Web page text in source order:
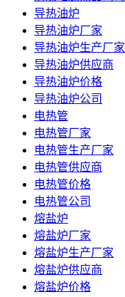
导热油炉
导热油炉厂家
导热油炉生产厂家
导热油炉供应商
导热油炉价格
导热油炉公司
电热管
电热管厂家
电热管生产厂家
电热管供应商
电热管价格
电热管公司
熔盐炉
熔盐炉厂家
熔盐炉生产厂家
熔盐炉供应商
熔盐炉价格